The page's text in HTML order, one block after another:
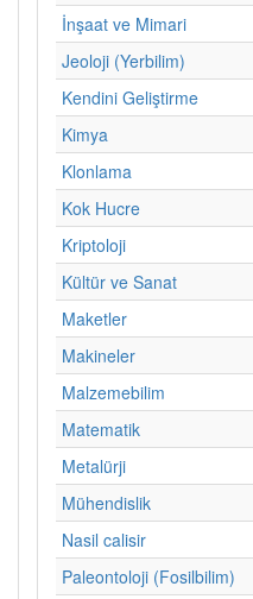
İnşaat ve Mimari
Jeoloji (Yerbilim)
Kendini Geliştirme
Kimya
Klonlama
Kok Hucre
Kriptoloji
Kültür ve Sanat
Maketler
Makineler
Malzemebilim
Matematik
Metalürji
Mühendislik
Nasil calisir
Paleontoloji (Fosilbilim)